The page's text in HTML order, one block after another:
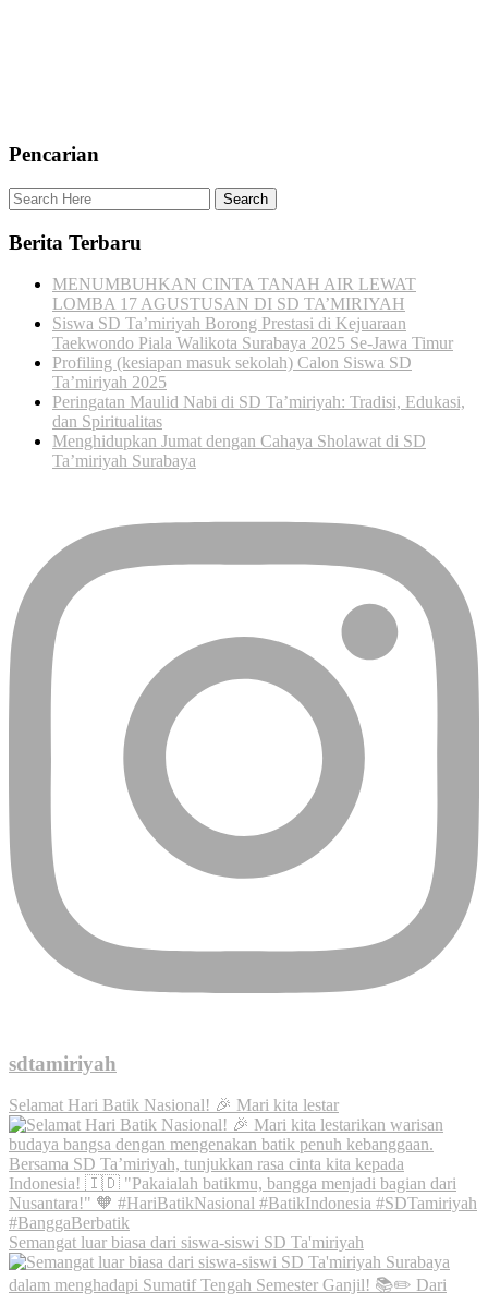
Pencarian
Berita Terbaru
MENUMBUHKAN CINTA TANAH AIR LEWAT
LOMBA 17 AGUSTUSAN DI SD TA’MIRIYAH
Siswa SD Ta’miriyah Borong Prestasi di Kejuaraan
Taekwondo Piala Walikota Surabaya 2025 Se-Jawa Timur
Profiling (kesiapan masuk sekolah) Calon Siswa SD
Ta’miriyah 2025
Peringatan Maulid Nabi di SD Ta’miriyah: Tradisi, Edukasi,
dan Spiritualitas
Menghidupkan Jumat dengan Cahaya Sholawat di SD
Ta’miriyah Surabaya
sdtamiriyah
Selamat Hari Batik Nasional! 🎉 Mari kita lestar
Semangat luar biasa dari siswa-siswi SD Ta'miriyah